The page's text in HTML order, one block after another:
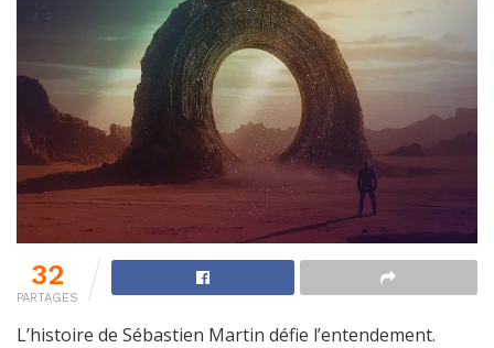
32
PARTAGES
L’histoire de Sébastien Martin défie l’entendement.